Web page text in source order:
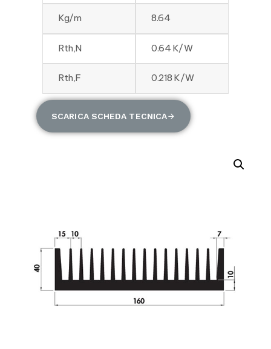
Kg/m 8.64
Rth,N 0.64 K/W
Rth,F 0.218 K/W
SCARICA SCHEDA TECNICA